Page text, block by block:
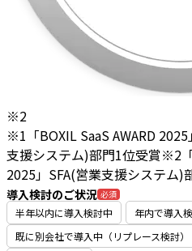
※2
※1「BOXIL SaaS AWARD
支援システム)部門1位受賞※2
2025」SFA(営業支援システム)
導入検討のご状況 必須
半年以内に導入検討中
年内で導入
既に別会社で導入中（リプレース検討）